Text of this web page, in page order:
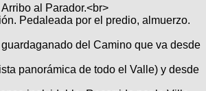
al Parador.<br>
Pedaleada por el predio, almuerzo.
del Camino que va desde
panorámica de todo el Valle) y desde